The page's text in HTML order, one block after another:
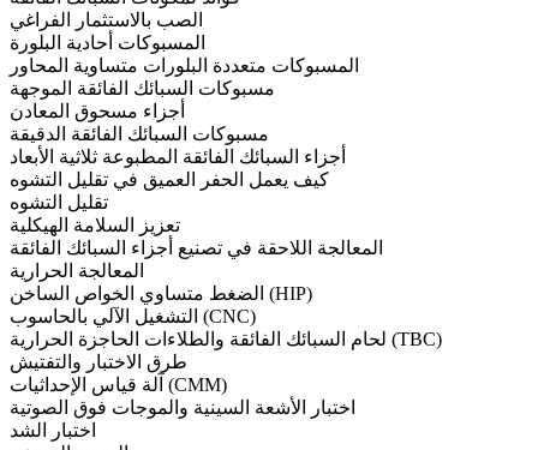
الصب بالاستثمار الفراغي
المسبوكات أحادية البلورة
المسبوكات متعددة البلورات متساوية المحاور
مسبوكات السبائك الفائقة الموجهة
أجزاء مسحوق المعادن
مسبوكات السبائك الفائقة الدقيقة
أجزاء السبائك الفائقة المطبوعة ثلاثية الأبعاد
كيف يعمل الحفر العميق في تقليل التشوه
تقليل التشوه
تعزيز السلامة الهيكلية
المعالجة اللاحقة في تصنيع أجزاء السبائك الفائقة
المعالجة الحرارية
الضغط متساوي الخواص الساخن (HIP)
التشغيل الآلي بالحاسوب (CNC)
لحام السبائك الفائقة والطلاءات الحاجزة الحرارية (TBC)
طرق الاختبار والتفتيش
آلة قياس الإحداثيات (CMM)
اختبار الأشعة السينية والموجات فوق الصوتية
اختبار الشد